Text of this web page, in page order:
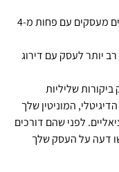
40% מהלקוחות הפוטנציאליים נמנעים מעסקים עם פחות מ-4
רב יותר לעסק עם דירוג
המוניטין שלך
לפני שהם דורכים
דעה על העסק שלך